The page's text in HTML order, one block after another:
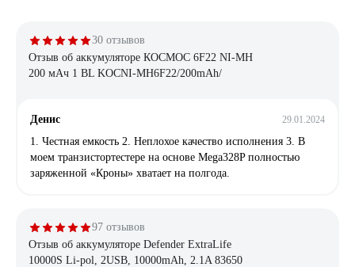
30 отзывов
Отзыв об аккумуляторе КОСМОС 6F22 NI-MH
200 мАч 1 BL KOCNI-MH6F22/200mAh/
Денис 29.01.2024
1. Честная емкость 2. Неплохое качество исполнения 3. В
моем транзистортестере на основе Mega328P полностью
заряженной «Кроны» хватает на полгода.
97 отзывов
Отзыв об аккумуляторе Defender ExtraLife
10000S Li-pol, 2USB, 10000mAh, 2.1A 83650